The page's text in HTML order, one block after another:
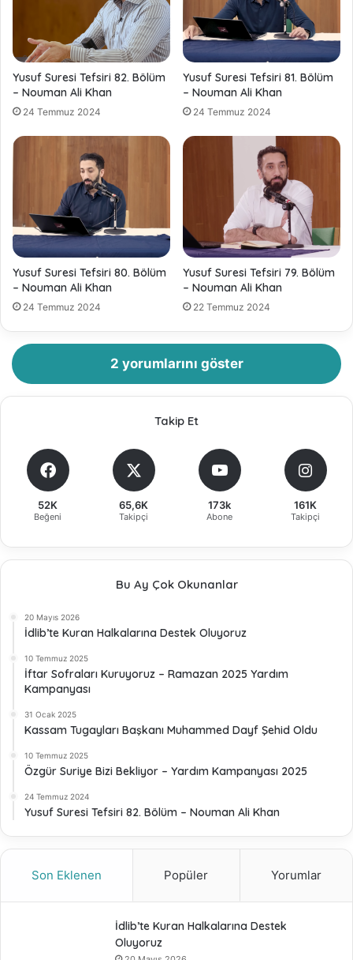
Yusuf Suresi Tefsiri 82. Bölüm
– Nouman Ali Khan
24 Temmuz 2024
Yusuf Suresi Tefsiri 81. Bölüm
– Nouman Ali Khan
24 Temmuz 2024
Yusuf Suresi Tefsiri 80. Bölüm
– Nouman Ali Khan
24 Temmuz 2024
Yusuf Suresi Tefsiri 79. Bölüm
– Nouman Ali Khan
22 Temmuz 2024
2 yorumlarını göster
Takip Et
52K
Beğeni
65,6K
Takipçi
173k
Abone
161K
Takipçi
Bu Ay Çok Okunanlar
20 Mayıs 2026
İdlib’te Kuran Halkalarına Destek Oluyoruz
10 Temmuz 2025
İftar Sofraları Kuruyoruz – Ramazan 2025 Yardım
Kampanyası
31 Ocak 2025
Kassam Tugayları Başkanı Muhammed Dayf Şehid Oldu
10 Temmuz 2025
Özgür Suriye Bizi Bekliyor – Yardım Kampanyası 2025
24 Temmuz 2024
Yusuf Suresi Tefsiri 82. Bölüm – Nouman Ali Khan
Son Eklenen Popüler Yorumlar
İdlib’te Kuran Halkalarına Destek
Oluyoruz